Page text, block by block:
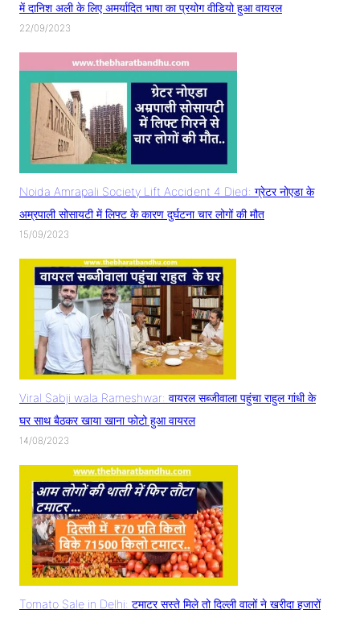
में दानिश अली के लिए अमर्यादित भाषा का प्रयोग वीडियो हुआ वायरल
22/09/2023
Noida Amrapali Society Lift Accident 4 Died: ग्रेटर नोएडा के
अम्रपाली सोसायटी में लिफ्ट के कारण दुर्घटना चार लोगों की मौत
15/09/2023
Viral Sabji wala Rameshwar: वायरल सब्जीवाला पहुंचा राहुल गांधी के
घर साथ बैठकर खाया खाना फोटो हुआ वायरल
14/08/2023
Tomato Sale in Delhi: टमाटर सस्ते मिले तो दिल्ली वालों ने खरीदा हजारों